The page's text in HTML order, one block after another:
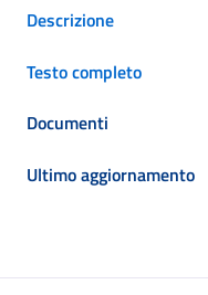
Descrizione
Testo completo
Documenti
Ultimo aggiornamento